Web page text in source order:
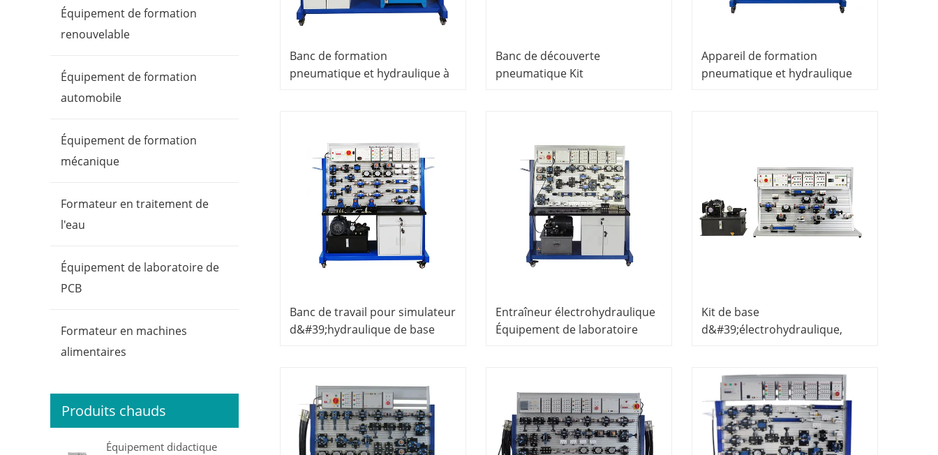
Équipement de formation
renouvelable
Équipement de formation
automobile
Équipement de formation
mécanique
Formateur en traitement de
l'eau
Équipement de laboratoire de
PCB
Formateur en machines
alimentaires
Produits chauds
Équipement didactique
Banc de formation
pneumatique et hydraulique à
de formation professionnelle
Banc de découverte
pneumatique Kit
Appareil de formation
pneumatique et hydraulique
Banc de travail pour simulateur
d&#39;hydraulique de base
Entraîneur électrohydraulique
Équipement de laboratoire
Kit de base
d&#39;électrohydraulique,
scolaire, éducatif